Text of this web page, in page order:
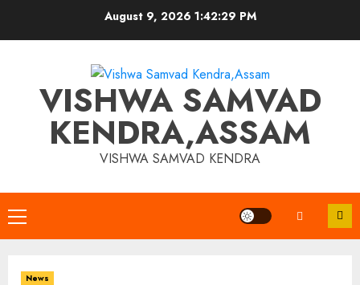
August 9, 2026 1:42:29 PM
VISHWA SAMVAD
KENDRA,ASSAM
VISHWA SAMVAD KENDRA
Primary
Menu
News